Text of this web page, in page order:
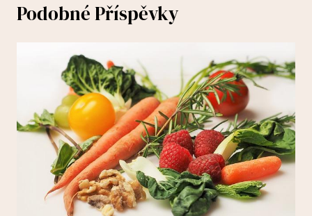
Podobné Příspěvky